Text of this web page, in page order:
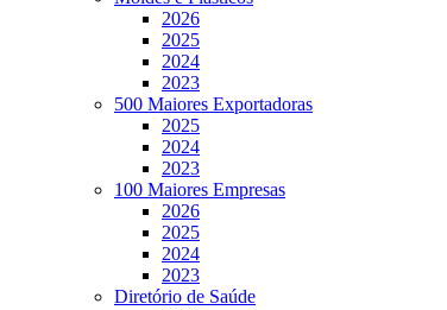
2026
2025
2024
2023
500 Maiores Exportadoras
2025
2024
2023
100 Maiores Empresas
2026
2025
2024
2023
Diretório de Saúde